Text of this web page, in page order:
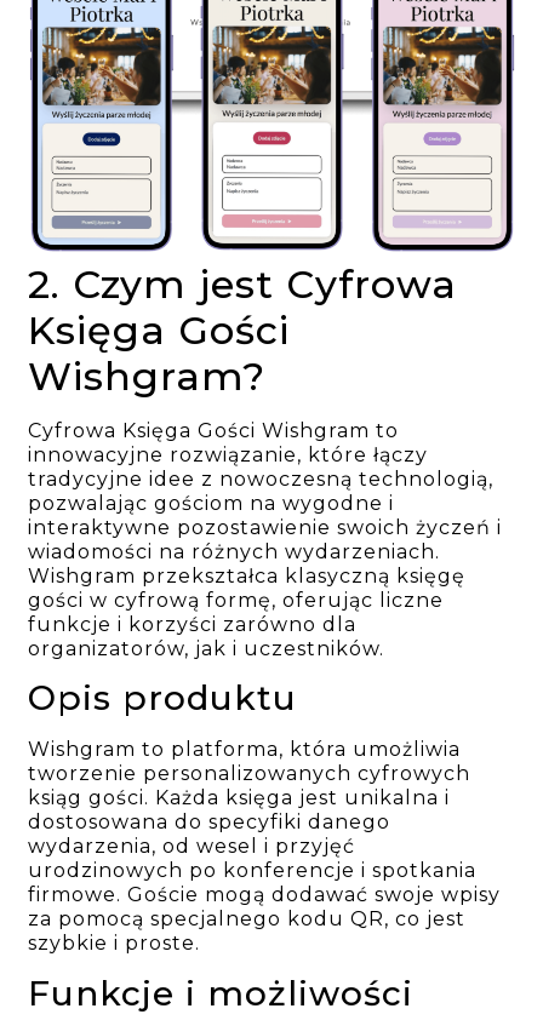
2. Czym jest Cyfrowa
Księga Gości
Wishgram?
Cyfrowa Księga Gości Wishgram to
innowacyjne rozwiązanie, które łączy
tradycyjne idee z nowoczesną technologią,
pozwalając gościom na wygodne i
interaktywne pozostawienie swoich życzeń i
wiadomości na różnych wydarzeniach.
Wishgram przekształca klasyczną księgę
gości w cyfrową formę, oferując liczne
funkcje i korzyści zarówno dla
organizatorów, jak i uczestników.
Opis produktu
Wishgram to platforma, która umożliwia
tworzenie personalizowanych cyfrowych
ksiąg gości. Każda księga jest unikalna i
dostosowana do specyfiki danego
wydarzenia, od wesel i przyjęć
urodzinowych po konferencje i spotkania
firmowe. Goście mogą dodawać swoje wpisy
za pomocą specjalnego kodu QR, co jest
szybkie i proste.
Funkcje i możliwości